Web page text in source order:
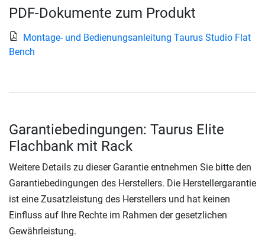
PDF-Dokumente zum Produkt
Montage- und Bedienungsanleitung Taurus Studio Flat
Bench
Garantiebedingungen: Taurus Elite
Flachbank mit Rack
Weitere Details zu dieser Garantie entnehmen Sie bitte den
Garantiebedingungen des Herstellers. Die Herstellergarantie
ist eine Zusatzleistung des Herstellers und hat keinen
Einfluss auf Ihre Rechte im Rahmen der gesetzlichen
Gewährleistung.